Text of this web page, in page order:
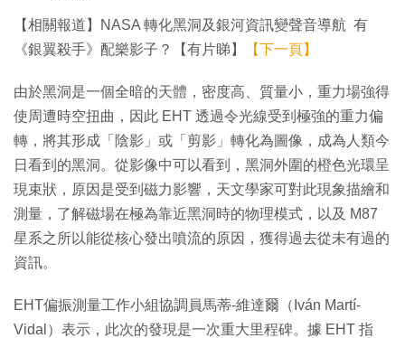
【相關報道】NASA 轉化黑洞及銀河資訊變聲音導航 有
《銀翼殺手》配樂影子？【有片睇】
【下一頁】
由於黑洞是一個全暗的天體，密度高、質量小，重力場強得
使周遭時空扭曲，因此 EHT 透過令光線受到極強的重力偏
轉，將其形成「陰影」或「剪影」轉化為圖像，成為人類今
日看到的黑洞。從影像中可以看到，黑洞外圍的橙色光環呈
現束狀，原因是受到磁力影響，天文學家可對此現象描繪和
測量，了解磁場在極為靠近黑洞時的物理模式，以及 M87
星系之所以能從核心發出噴流的原因，獲得過去從未有過的
資訊。
EHT偏振測量工作小組協調員馬蒂-維達爾（Iván Martí-
Vidal）表示，此次的發現是一次重大里程碑。據 EHT 指